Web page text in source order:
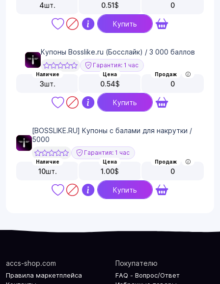
4шт. 0.51$ 0
Купить
Купоны Bosslike.ru (Босслайк) / 3 000 баллов
Гарантия: 1 час
Наличие
3шт.
Цена
0.54$
Продаж
0
Купить
[BOSSLIKE.RU] Купоны с балами для накрутки /
5000
Гарантия: 1 час
Наличие
10шт.
Цена
1.00$
Продаж
0
Купить
accs-shop.com
Правила маркетплейса
Покупателю
FAQ - Вопрос/Ответ